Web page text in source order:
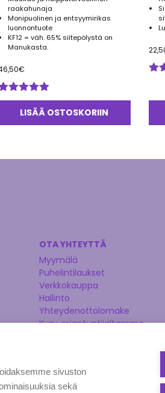
raakahunaja
Monipuolinen ja entsyymirikas
luonnontuote
KF12 = väh. 65% siitepölystä on
Manukasta.
€
tuotteesta:
LISÄÄ OSTOSKORIIN
OTA YHTEYTTÄ
Myymälä
Puhelintilaukset
Verkkokauppa
Hallinto
Yhteydenottolomake
Kysy asiantuntijaltamme
sivuston
sekä